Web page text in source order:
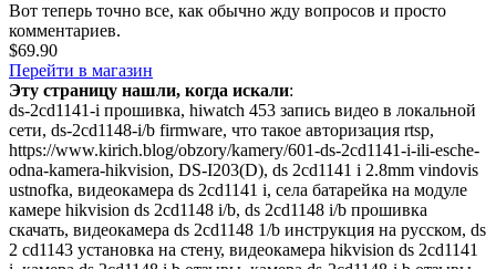
Вот теперь точно все, как обычно жду вопросов и просто
комментариев.
$69.90
Перейти в магазин
Эту страницу нашли, когда искали:
ds-2cd1141-i прошивка, hiwatch 453 запись видео в локальной
сети, ds-2cd1148-i/b firmware, что такое авторизация rtsp,
https://www.kirich.blog/obzory/kamery/601-ds-2cd1141-i-ili-esche-
odna-kamera-hikvision, DS-I203(D), ds 2cd1141 i 2.8mm vindovis
ustnofka, видеокамера ds 2cd1141 i, села батарейка на модуле
камере hikvision ds 2cd1148 i/b, ds 2cd1148 i/b прошивка
скачать, видеокамера ds 2cd1148 1/b инструкция на русском, ds
2 cd1143 установка на стену, видеокамера hikvision ds 2cd1141